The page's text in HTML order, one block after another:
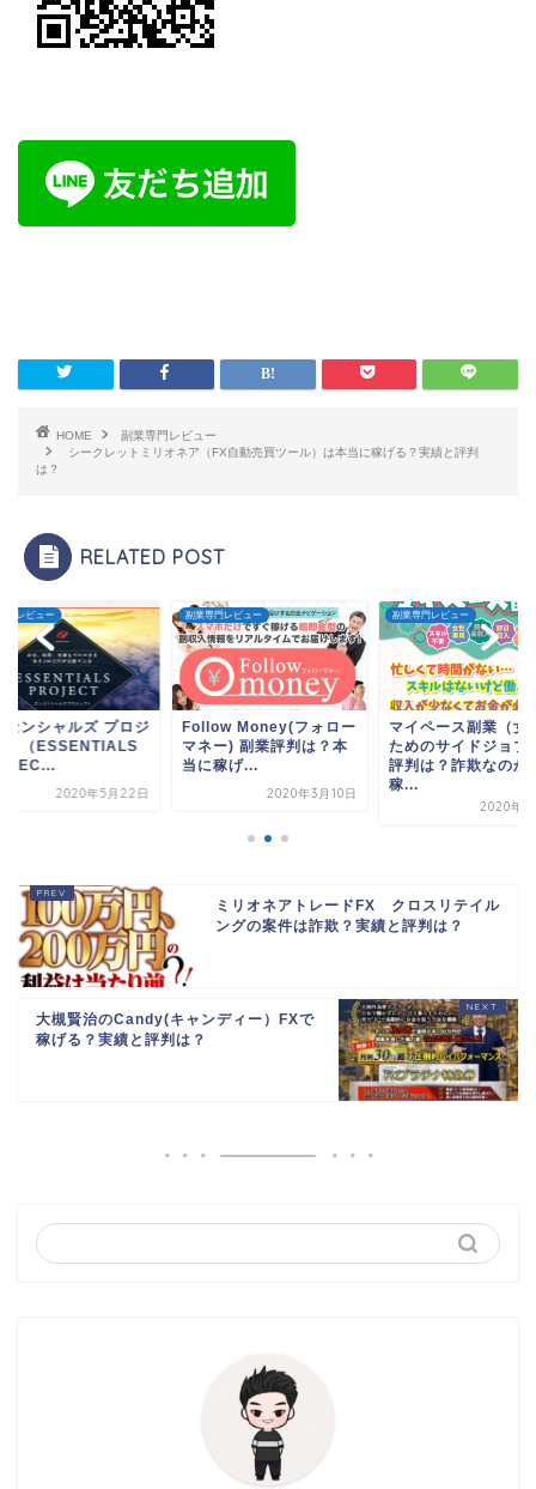
HOME
副業専門レビュー
シークレットミリオネア（FX自動売買ツール）は本当に稼げる？実績と評判
は？
RELATED POST
門レビュー
センシャルズ プロジ
ト（ESSENTIALS
2020年5月22日
副業専門レビュー
Follow Money(フォロー
マネー) 副業評判は？本
当に稼げ...
2020年3月10日
副業専門レビュー
マイペース副業（女
ためのサイドジョブ
評判は？詐欺なのか
稼...
2020年5
ミリオネアトレードFX クロスリテイル
ングの案件は詐欺？実績と評判は？
大槻賢治のCandy(キャンディー）FXで
稼げる？実績と評判は？